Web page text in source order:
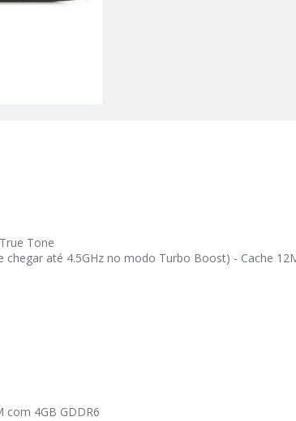
Tone
chegar até 4.5GHz no modo Turbo Boost) - Cache
com 4GB GDDR6